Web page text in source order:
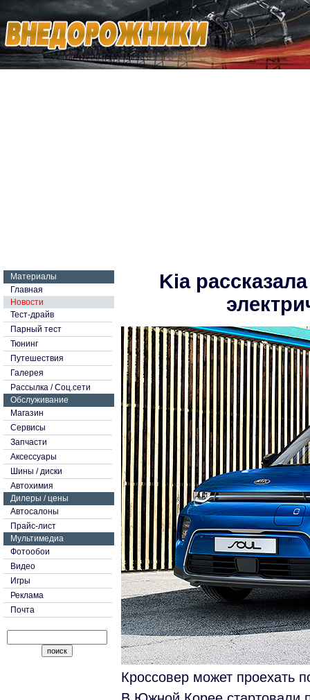
Материалы
Главная
Новости
Тест-драйв
Парный тест
Тюнинг
Путешествия
Галерея
Рассылка /Соц.сети
Обслуживание
Магазин
Сервисы
Запчасти
Аксессуары
Шины / диски
Автохимия
Дилеры / цены
Автосалоны
Прайс-лист
Мультимедиа
Фотообои
Видео
Игры
Реклама
Почта
Kia
Кроссовер может проехать